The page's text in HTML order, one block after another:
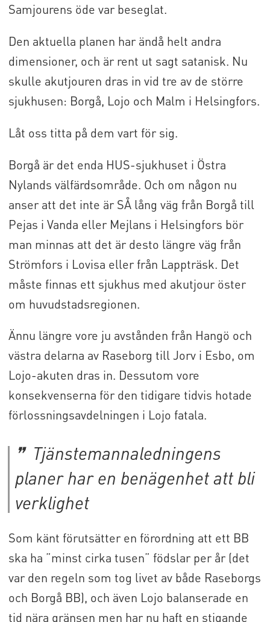
Samjourens öde var beseglat.
Den aktuella planen har ändå helt andra
dimensioner, och är rent ut sagt satanisk. Nu
skulle akutjouren dras in vid tre av de större
sjukhusen: Borgå, Lojo och Malm i Helsingfors.
Låt oss titta på dem vart för sig.
Borgå är det enda HUS-sjukhuset i Östra
Nylands välfärdsområde. Och om någon nu
anser att det inte är SÅ lång väg från Borgå till
Pejas i Vanda eller Mejlans i Helsingfors bör
man minnas att det är desto längre väg från
Strömfors i Lovisa eller från Lappträsk. Det
måste finnas ett sjukhus med akutjour öster
om huvudstadsregionen.
Ännu längre vore ju avstånden från Hangö och
västra delarna av Raseborg till Jorv i Esbo, om
Lojo-akuten dras in. Dessutom vore
konsekvenserna för den tidigare tidvis hotade
förlossningsavdelningen i Lojo fatala.
Tjänstemannaledningens
planer har en benägenhet att bli
verklighet
Som känt förutsätter en förordning att ett BB
ska ha ”minst cirka tusen” födslar per år (det
var den regeln som tog livet av både Raseborgs
och Borgå BB), och även Lojo balanserade en
tid nära gränsen men har nu haft en stigande